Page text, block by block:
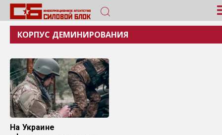
КОРПУС ДЕМИНИРОВАНИЯ
На Украине